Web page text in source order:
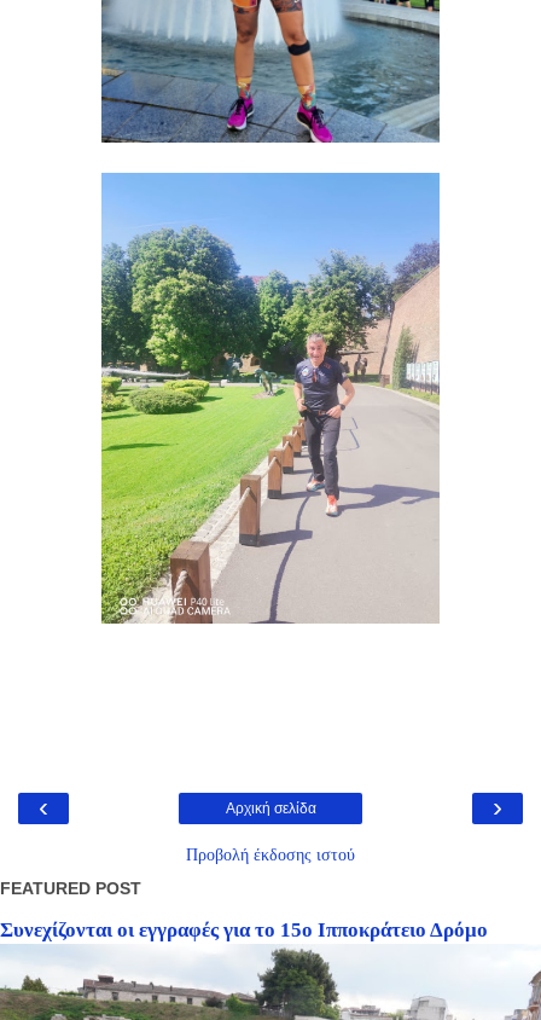
‹ ›
Αρχική σελίδα
Προβολή έκδοσης ιστού
FEATURED POST
Συνεχίζονται οι εγγραφές για το 15ο Ιπποκράτειο Δρόμο